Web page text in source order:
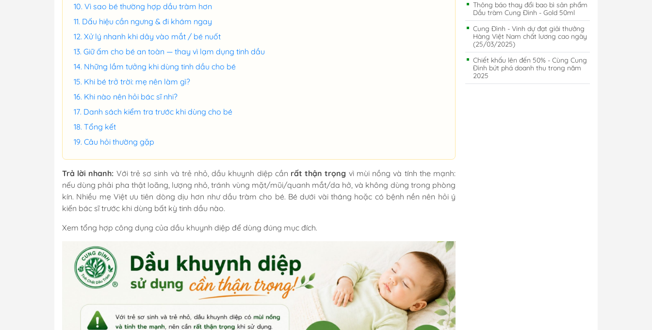
Vì sao bé thường hợp dầu tràm hơn
Dấu hiệu cần ngưng & đi khám ngay
Xử lý nhanh khi dây vào mắt / bé nuốt
Giữ ấm cho bé an toàn — thay vì lạm dụng tinh dầu
Những lầm tưởng khi dùng tinh dầu cho bé
Khi bé trở trời: mẹ nên làm gì?
Khi nào nên hỏi bác sĩ nhi?
Danh sách kiểm tra trước khi dùng cho bé
Tổng kết
Câu hỏi thường gặp
Trả lời nhanh: Với trẻ sơ sinh và trẻ nhỏ, dầu khuynh diệp cần rất thận trọng vì mùi nồng và tính the mạnh:
nếu dùng phải pha thật loãng, lượng nhỏ, tránh vùng mặt/mũi/quanh mắt/da hở, và không dùng trong phòng
kín. Nhiều mẹ Việt ưu tiên dòng dịu hơn như dầu tràm cho bé. Bé dưới vài tháng hoặc có bệnh nền nên hỏi ý
kiến bác sĩ trước khi dùng bất kỳ tinh dầu nào.
Xem tổng hợp công dụng của dầu khuynh diệp để dùng đúng mục đích.
Thông báo thay đổi bao bì sản phẩm
Dầu tràm Cung Đình - Gold 50ml
Cung Đình - Vinh dự đạt giải thưởng
Hàng Việt Nam chất lương cao ngày
(25/03/2025)
Chiết khấu lên đến 50% - Cùng Cung
Đình bứt phá doanh thu trong năm
2025